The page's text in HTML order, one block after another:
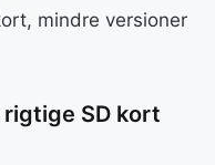
mindre versioner
SD kort